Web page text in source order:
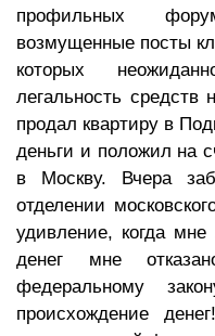
профильных
возмущенные посты
которых
легальность средств
продал квартиру в
деньги и положил на
в Москву. Вчера
отделении
удивление, когда
денег мне
федеральному
происхождение